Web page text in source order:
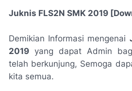
Juknis FLS2N SMK 2019
Demikian Informasi mengenai
2019 yang dapat Admin
telah berkunjung, Semoga
kita semua.